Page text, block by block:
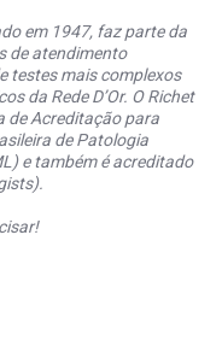
em 1947, faz parte da
de atendimento
testes mais complexos
da Rede D’Or. O Richet
de Acreditação para
de Patologia
e também é acreditado